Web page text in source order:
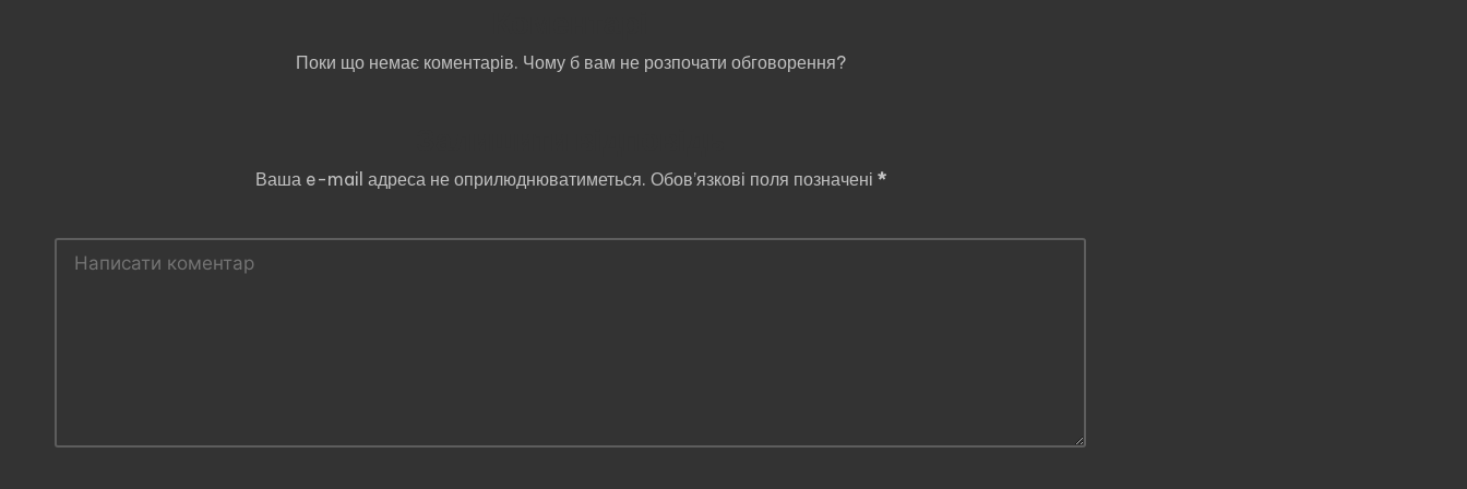
Поки що немає коментарів. Чому б вам не розпочати обговорення?
Ваша e-mail адреса не оприлюднюватиметься. Обов’язкові поля позначені *